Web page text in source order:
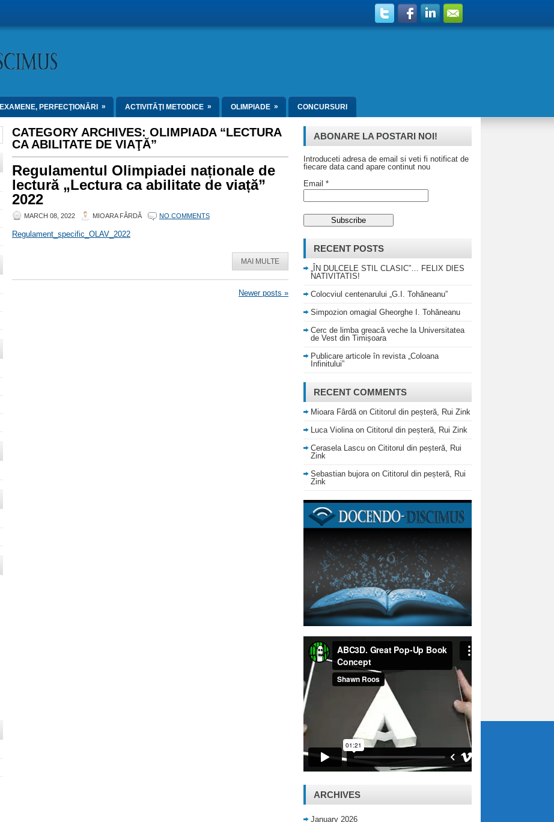
EXAMENE, PERFECŢIONĂRI » ACTIVITĂŢI METODICE » OLIMPIADE » CONCURSURI
CATEGORY ARCHIVES: OLIMPIADA “LECTURA
CA ABILITATE DE VIAŢĂ”
Regulamentul Olimpiadei naționale de
lectură „Lectura ca abilitate de viață”
2022
MARCH 08, 2022 MIOARA FÂRDĂ NO COMMENTS
Regulament_specific_OLAV_2022
MAI MULTE
Newer posts »
ABONARE LA POSTARI NOI!
Introduceti adresa de email si veti fi notificat de
fiecare data cand apare continut nou
Email *
RECENT POSTS
„ÎN DULCELE STIL CLASIC”… FELIX DIES
NATIVITATIS!
Colocviul centenarului „G.I. Tohăneanu”
Simpozion omagial Gheorghe I. Tohăneanu
Cerc de limba greacă veche la Universitatea
de Vest din Timișoara
Publicare articole în revista „Coloana
Infinitului”
RECENT COMMENTS
Mioara Fârdăon Cititorul din peșteră, Rui Zink
Luca Violinaon Cititorul din peșteră, Rui Zink
Cerasela Lascu on Cititorul din peșteră, Rui
Zink
Sebastian bujoraon Cititorul din peșteră, Rui
Zink
ARCHIVES
January 2026